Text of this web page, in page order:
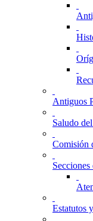
Antiguos
Saludo
Comisión
Estatutos